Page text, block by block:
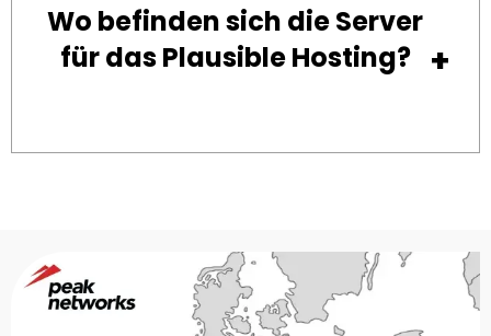
Wo befinden sich die Server
für das Plausible Hosting?